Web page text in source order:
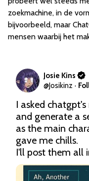
zoekmachine, in de
bijvoorbeeld, maar
mensen waarbij het
Josie Kins
@Josikinz ·
I asked
and generate a
as the main
gave me chills.
I'll post them all